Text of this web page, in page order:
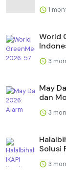
1
World
3
May
dan
3
Solusi
3